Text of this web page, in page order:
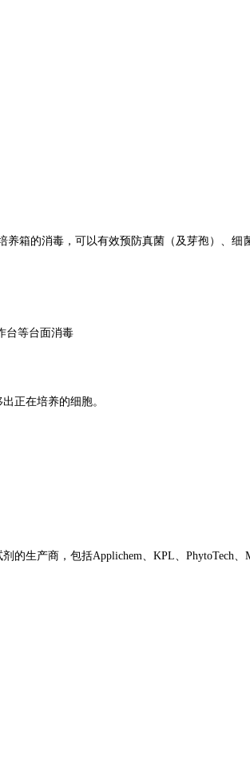
养箱的消毒，可以有效预防真菌（及芽孢）、
台等台面消毒
正在培养的细胞。
生产商，包括Applichem、KPL、PhytoTech